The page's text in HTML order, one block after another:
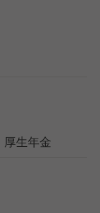
厚生年金